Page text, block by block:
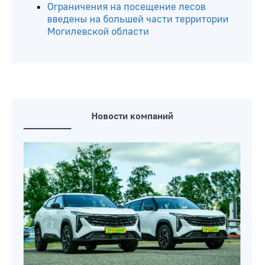
Ограничения на посещение лесов
введены на большей части территории
Могилевской области
Новости компаний